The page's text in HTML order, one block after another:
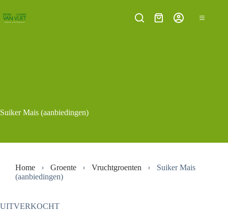
naar
de
Winkelwagen
Suiker Mais (aanbiedingen)
Home Groente Vruchtgroenten
Suiker Mais
(aanbiedingen)
UITVERKOCHT